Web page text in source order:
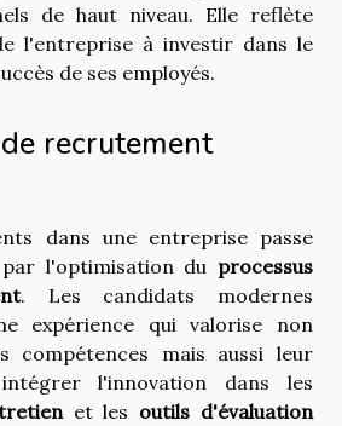
de haut niveau. Elle reflète
l'entreprise à investir dans le
de ses employés.
recrutement
dans une entreprise passe
l'optimisation du processus
. Les candidats modernes
expérience qui valorise non
compétences mais aussi leur
l'innovation dans les
et les outils d'évaluation